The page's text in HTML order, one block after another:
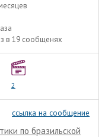
в 19 сообщенях
2
ссылка на сообщение
по бразильской